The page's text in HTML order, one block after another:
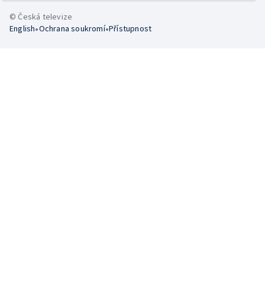
© Česká televize
English•Ochrana soukromí•Přístupnost